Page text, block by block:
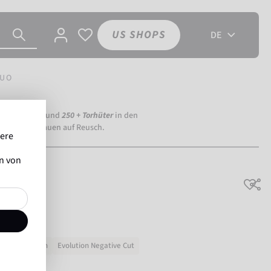
US SHOPS DE
Dortmund) und 250 + Torhüter in den
vertrauen auf Reusch.
Verrutschen Evolution Negative Cut
von